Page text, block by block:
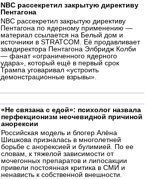
NBC рассекретил закрытую директиву
Пентагона
NBC рассекретил закрытую директиву
Пентагона по ядерному применению —
материал ссылается на Белый дом и
источники в STRATCOM. Её продавливает
замдиректора Пентагона Элбридж Колби
— фанат «ограниченного ядерного
удара», который ещё в первый срок
Трампа уговаривал «устроить
демонстрационные взрывы».
«Не связана с едой»: психолог назвала
перфекционизм неочевидной причиной
анорексии
Российская модель и блогер Алёна
Шишкова призналась в многолетней
борьбе с анорексией и булимией. По ее
словам, к тяжелой зависимости от
мочегонных препаратов и липосакции
привели постоянная критика в СМИ и
ненависть к собственной внешности.